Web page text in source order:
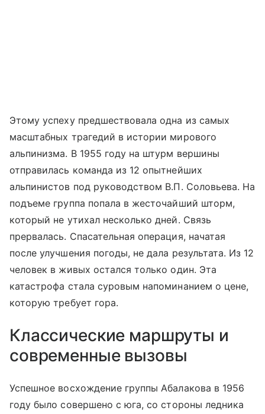
Этому успеху предшествовала одна из самых
масштабных трагедий в истории мирового
альпинизма. В 1955 году на штурм вершины
отправилась команда из 12 опытнейших
альпинистов под руководством В.П. Соловьева. На
подъеме группа попала в жесточайший шторм,
который не утихал несколько дней. Связь
прервалась. Спасательная операция, начатая
после улучшения погоды, не дала результата. Из 12
человек в живых остался только один. Эта
катастрофа стала суровым напоминанием о цене,
которую требует гора.
Классические маршруты и
современные вызовы
Успешное восхождение группы Абалакова в 1956
году было совершено с юга, со стороны ледника